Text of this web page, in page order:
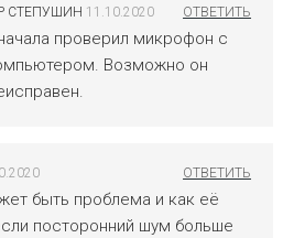
СТЕПУШИН 11.10.2020
проверил микрофон с
Возможно он
быть проблема и как её
посторонний шум больше